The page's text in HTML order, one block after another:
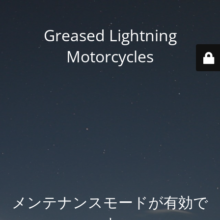
Greased Lightning
Motorcycles
メンテナンスモードが有効で